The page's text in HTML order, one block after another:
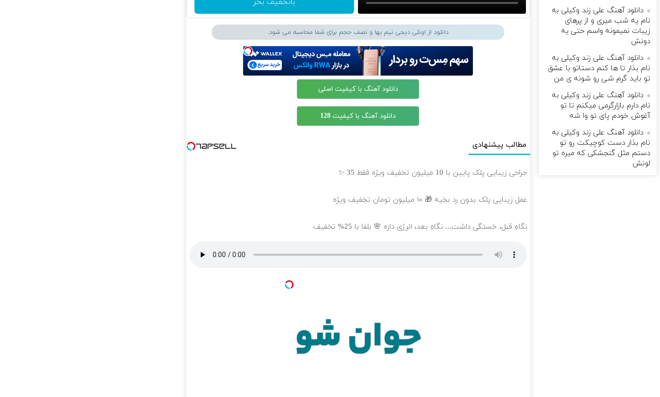
دانلود از اونلی دیجی نیم بها و نصف حجم برای شما محاسبه می شود.
دانلود آهنگ با کیفیت اصلی
دانلود آهنگ با کیفیت 128
مطالب پیشنهادی
جراحی زیبایی پلک پایین با 10 میلیون تخفیف ویژه فقط 35 ✨
عمل زیبایی پلک بدون رد بخیه 🎁 ۱۰ میلیون تومان تخفیف ویژه
نگاهِ قبل، خستگی داشت... نگاهِ بعد، انرژی داره 🌸 بلفا با 25% تخفیف
دانلود آهنگ علی زند وکیلی به
نام یه شب میرى و از پرهای
زيبات نمیمونه واسم حتی یه
دونش
دانلود آهنگ علی زند وکیلی به
نام بذار تا ها كنم دستاتو با عشق
تو باید گرم شی رو شونه ى من
دانلود آهنگ علی زند وکیلی به
نام دارم بازارگرمی میكنم تا تو
آغوش خودم پای تو وا شه
دانلود آهنگ علی زند وکیلی به
نام بذار دست كوچیكت رو تو
دستم مثل گنجشكی كه میره تو
لونش